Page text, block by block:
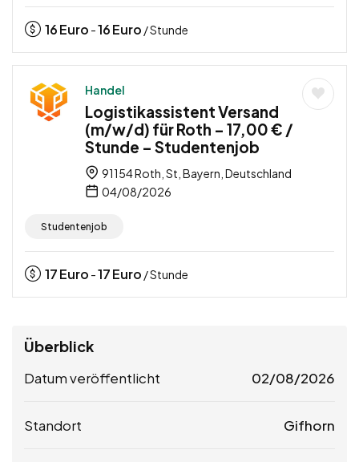
16Euro -16Euro / Stunde
Handel
Logistikassistent Versand
(m/w/d) für Roth – 17,00 € /
Stunde – Studentenjob
91154 Roth, St, Bayern, Deutschland
04/08/2026
Studentenjob
17Euro -17Euro / Stunde
Überblick
Datum veröffentlicht 02/08/2026
Standort Gifhorn